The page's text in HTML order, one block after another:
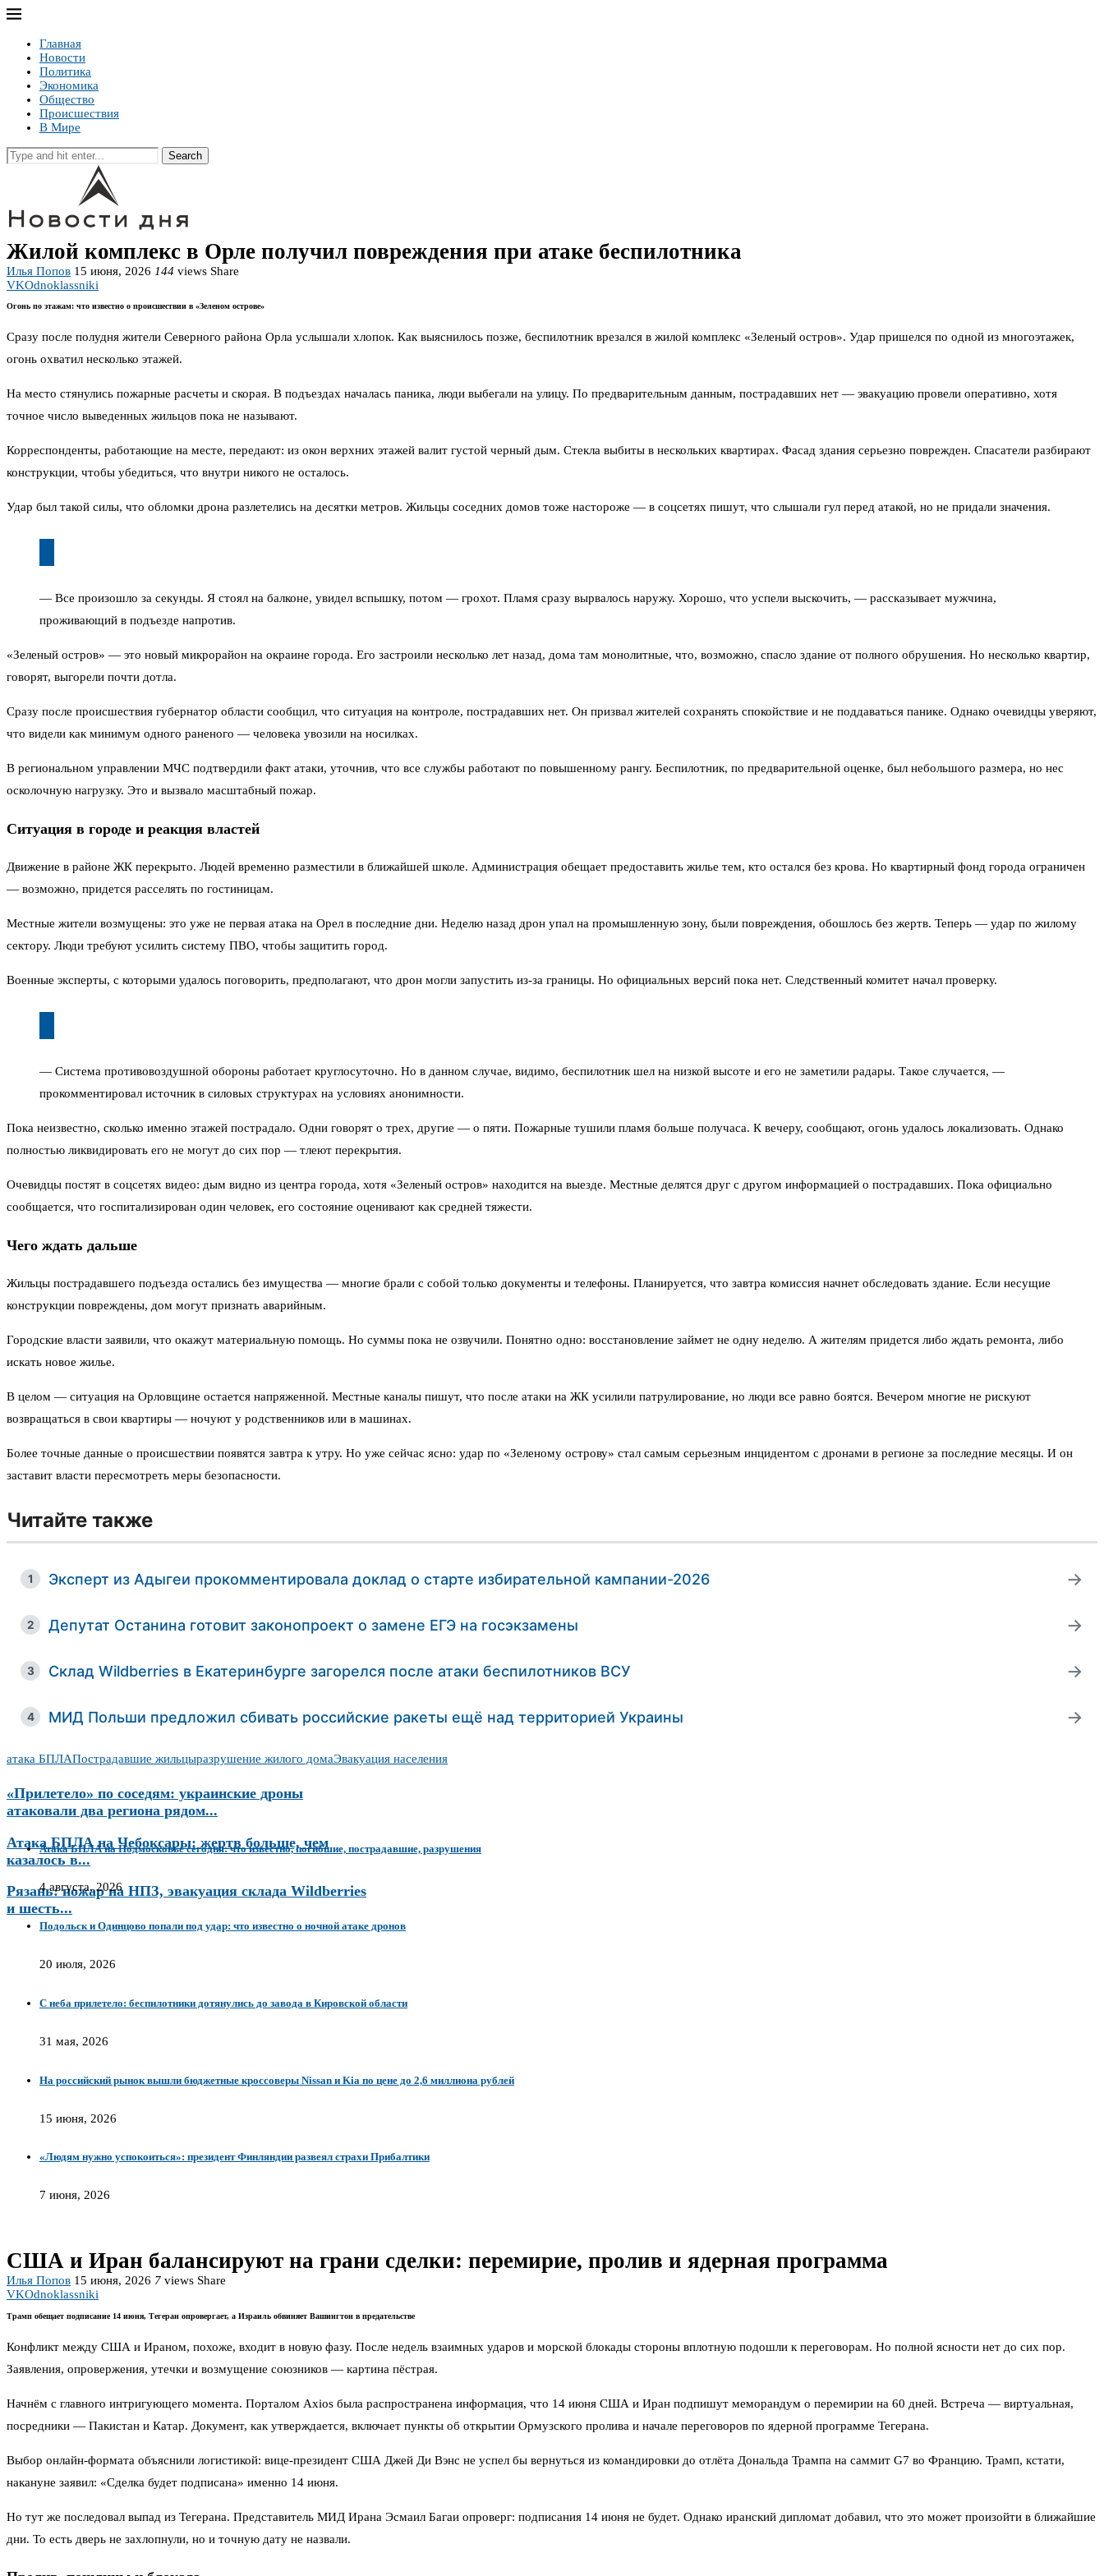
Главная
Новости
Политика
Экономика
Общество
Происшествия
В Мире
Search
Жилой комплекс в Орле получил повреждения при атаке беспилотника
Илья Попов 15 июня, 2026 144 views Share
VKOdnoklassniki
Огонь по этажам: что известно о происшествии в «Зеленом острове»
Сразу после полудня жители Северного района Орла услышали хлопок. Как выяснилось позже, беспилотник врезался в жилой комплекс «Зеленый остров». Удар пришелся по одной из многоэтажек,
огонь охватил несколько этажей.
На место стянулись пожарные расчеты и скорая. В подъездах началась паника, люди выбегали на улицу. По предварительным данным, пострадавших нет — эвакуацию провели оперативно, хотя
точное число выведенных жильцов пока не называют.
Корреспонденты, работающие на месте, передают: из окон верхних этажей валит густой черный дым. Стекла выбиты в нескольких квартирах. Фасад здания серьезно поврежден. Спасатели разбирают
конструкции, чтобы убедиться, что внутри никого не осталось.
Удар был такой силы, что обломки дрона разлетелись на десятки метров. Жильцы соседних домов тоже настороже — в соцсетях пишут, что слышали гул перед атакой, но не придали значения.
— Все произошло за секунды. Я стоял на балконе, увидел вспышку, потом — грохот. Пламя сразу вырвалось наружу. Хорошо, что успели выскочить, — рассказывает мужчина,
проживающий в подъезде напротив.
«Зеленый остров» — это новый микрорайон на окраине города. Его застроили несколько лет назад, дома там монолитные, что, возможно, спасло здание от полного обрушения. Но несколько квартир,
говорят, выгорели почти дотла.
Сразу после происшествия губернатор области сообщил, что ситуация на контроле, пострадавших нет. Он призвал жителей сохранять спокойствие и не поддаваться панике. Однако очевидцы уверяют,
что видели как минимум одного раненого — человека увозили на носилках.
В региональном управлении МЧС подтвердили факт атаки, уточнив, что все службы работают по повышенному рангу. Беспилотник, по предварительной оценке, был небольшого размера, но нес
осколочную нагрузку. Это и вызвало масштабный пожар.
Ситуация в городе и реакция властей
Движение в районе ЖК перекрыто. Людей временно разместили в ближайшей школе. Администрация обещает предоставить жилье тем, кто остался без крова. Но квартирный фонд города ограничен
— возможно, придется расселять по гостиницам.
Местные жители возмущены: это уже не первая атака на Орел в последние дни. Неделю назад дрон упал на промышленную зону, были повреждения, обошлось без жертв. Теперь — удар по жилому
сектору. Люди требуют усилить систему ПВО, чтобы защитить город.
Военные эксперты, с которыми удалось поговорить, предполагают, что дрон могли запустить из-за границы. Но официальных версий пока нет. Следственный комитет начал проверку.
— Система противовоздушной обороны работает круглосуточно. Но в данном случае, видимо, беспилотник шел на низкой высоте и его не заметили радары. Такое случается, —
прокомментировал источник в силовых структурах на условиях анонимности.
Пока неизвестно, сколько именно этажей пострадало. Одни говорят о трех, другие — о пяти. Пожарные тушили пламя больше получаса. К вечеру, сообщают, огонь удалось локализовать. Однако
полностью ликвидировать его не могут до сих пор — тлеют перекрытия.
Очевидцы постят в соцсетях видео: дым видно из центра города, хотя «Зеленый остров» находится на выезде. Местные делятся друг с другом информацией о пострадавших. Пока официально
сообщается, что госпитализирован один человек, его состояние оценивают как средней тяжести.
Чего ждать дальше
Жильцы пострадавшего подъезда остались без имущества — многие брали с собой только документы и телефоны. Планируется, что завтра комиссия начнет обследовать здание. Если несущие
конструкции повреждены, дом могут признать аварийным.
Городские власти заявили, что окажут материальную помощь. Но суммы пока не озвучили. Понятно одно: восстановление займет не одну неделю. А жителям придется либо ждать ремонта, либо
искать новое жилье.
В целом — ситуация на Орловщине остается напряженной. Местные каналы пишут, что после атаки на ЖК усилили патрулирование, но люди все равно боятся. Вечером многие не рискуют
возвращаться в свои квартиры — ночуют у родственников или в машинах.
Более точные данные о происшествии появятся завтра к утру. Но уже сейчас ясно: удар по «Зеленому острову» стал самым серьезным инцидентом с дронами в регионе за последние месяцы. И он
заставит власти пересмотреть меры безопасности.
Читайте также
1 Эксперт из Адыгеи прокомментировала доклад о старте избирательной кампании-2026 →
2 Депутат Останина готовит законопроект о замене ЕГЭ на госэкзамены →
3 Склад Wildberries в Екатеринбурге загорелся после атаки беспилотников ВСУ →
4 МИД Польши предложил сбивать российские ракеты ещё над территорией Украины →
атака БПЛАПострадавшие жильцыразрушение жилого домаЭвакуация населения
«Прилетело» по соседям: украинские дроны
атаковали два региона рядом...
Атака БПЛА на Чебоксары: жертв больше, чем
казалось в...
Рязань: пожар на НПЗ, эвакуация склада Wildberries
и шесть...
Атака БПЛА на Подмосковье сегодня: что известно, погибшие, пострадавшие, разрушения
4 августа, 2026
Подольск и Одинцово попали под удар: что известно о ночной атаке дронов
20 июля, 2026
С неба прилетело: беспилотники дотянулись до завода в Кировской области
31 мая, 2026
На российский рынок вышли бюджетные кроссоверы Nissan и Kia по цене до 2,6 миллиона рублей
15 июня, 2026
«Людям нужно успокоиться»: президент Финляндии развеял страхи Прибалтики
7 июня, 2026
США и Иран балансируют на грани сделки: перемирие, пролив и ядерная программа
Илья Попов 15 июня, 2026 7 views Share
VKOdnoklassniki
Трамп обещает подписание 14 июня, Тегеран опровергает, а Израиль обвиняет Вашингтон в предательстве
Конфликт между США и Ираном, похоже, входит в новую фазу. После недель взаимных ударов и морской блокады стороны вплотную подошли к переговорам. Но полной ясности нет до сих пор.
Заявления, опровержения, утечки и возмущение союзников — картина пёстрая.
Начнём с главного интригующего момента. Порталом Axios была распространена информация, что 14 июня США и Иран подпишут меморандум о перемирии на 60 дней. Встреча — виртуальная,
посредники — Пакистан и Катар. Документ, как утверждается, включает пункты об открытии Ормузского пролива и начале переговоров по ядерной программе Тегерана.
Выбор онлайн-формата объяснили логистикой: вице-президент США Джей Ди Вэнс не успел бы вернуться из командировки до отлёта Дональда Трампа на саммит G7 во Францию. Трамп, кстати,
накануне заявил: «Сделка будет подписана» именно 14 июня.
Но тут же последовал выпад из Тегерана. Представитель МИД Ирана Эсмаил Багаи опроверг: подписания 14 июня не будет. Однако иранский дипломат добавил, что это может произойти в ближайшие
дни. То есть дверь не захлопнули, но и точную дату не назвали.